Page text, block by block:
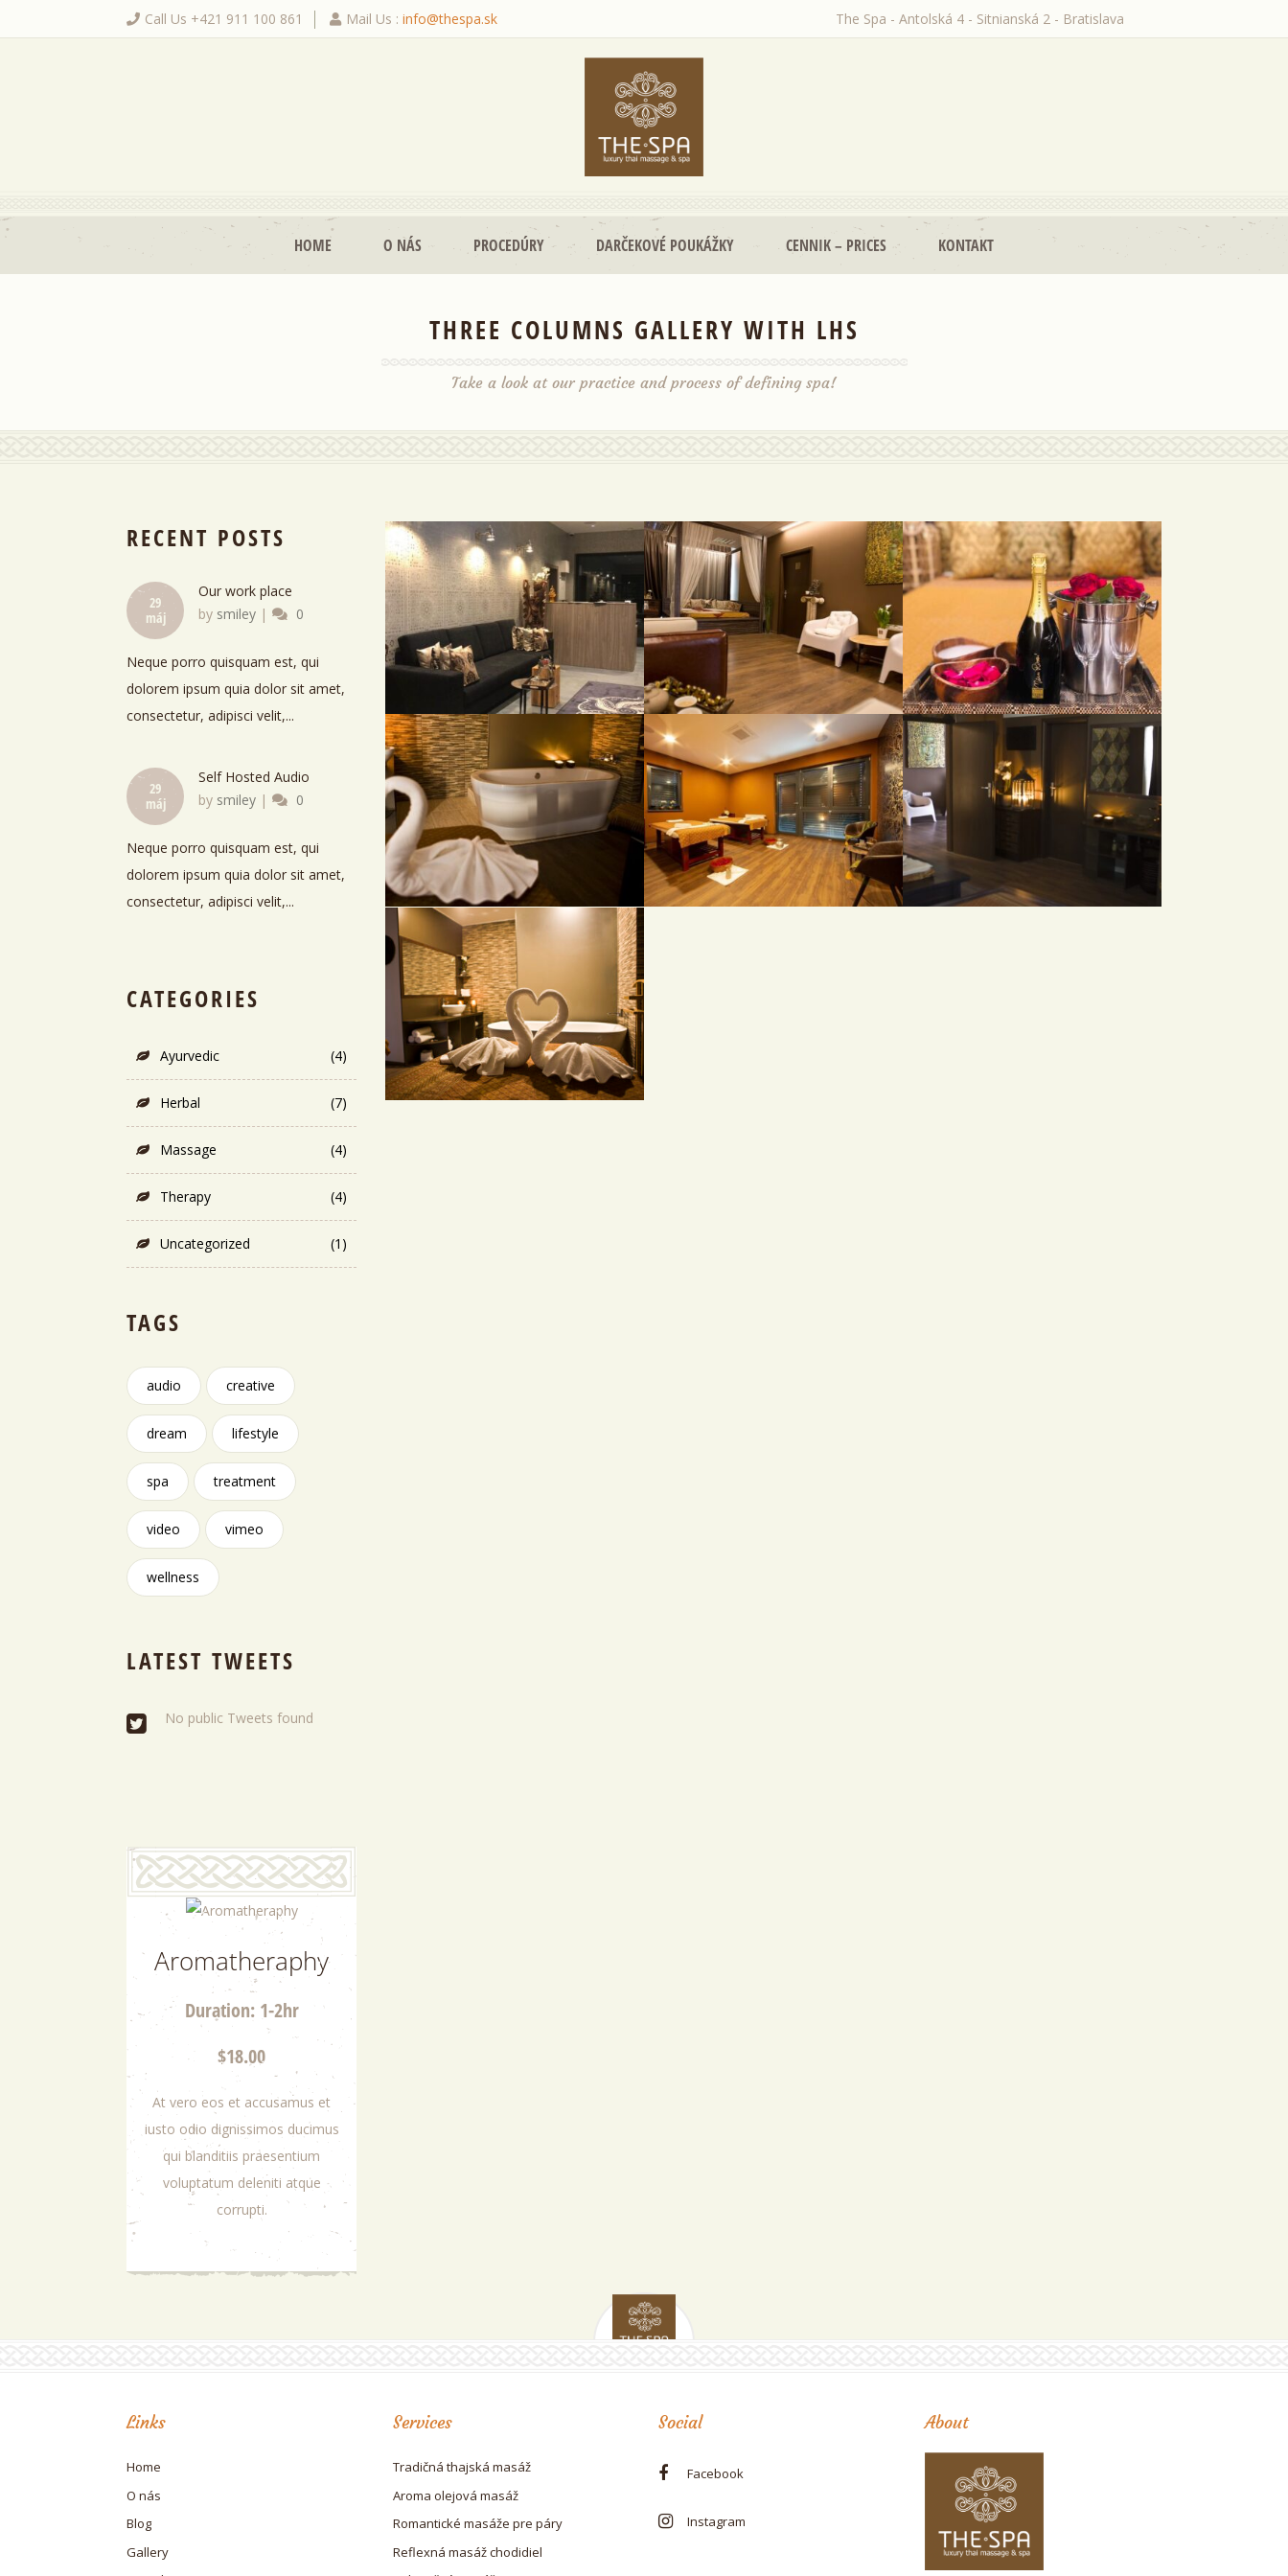
Call Us +421 911 100 861 Mail Us : info@thespa.sk The Spa - Antolská 4 - Sitnianská 2 - Bratislava
HOME O NÁS PROCEDÚRY DARČEKOVÉ POUKÁŽKY CENNIK – PRICES KONTAKT
THREE COLUMNS GALLERY WITH LHS
Take a look at our practice and process of defining spa!
RECEPCE RELAXAČNÁ MIESTOSŤ ROMANTICKÉ MASÁŽE PRE PÁRY
MIESTNOSTI PRE PÁRY
RECENT POSTS
29
máj
Our work place
by smiley | 0
Neque porro quisquam est, qui
dolorem ipsum quia dolor sit amet,
consectetur, adipisci velit,...
29
máj
Self Hosted Audio
by smiley | 0
Neque porro quisquam est, qui
dolorem ipsum quia dolor sit amet,
consectetur, adipisci velit,...
CATEGORIES
Ayurvedic (4)
Herbal (7)
Massage (4)
Therapy (4)
Uncategorized (1)
TAGS
audio creative
dream lifestyle
spa treatment
video vimeo
wellness
LATEST TWEETS
No public Tweets found
Aromatheraphy
Duration: 1-2hr
$18.00
At vero eos et accusamus et
iusto odio dignissimos ducimus
qui blanditiis praesentium
voluptatum deleniti atque
corrupti.
Links
Home
O nás
Blog
Gallery
Services
Tradičná thajská masáž
Aroma olejová masáž
Romantické masáže pre páry
Reflexná masáž chodidiel
Social
Facebook
Instagram
About